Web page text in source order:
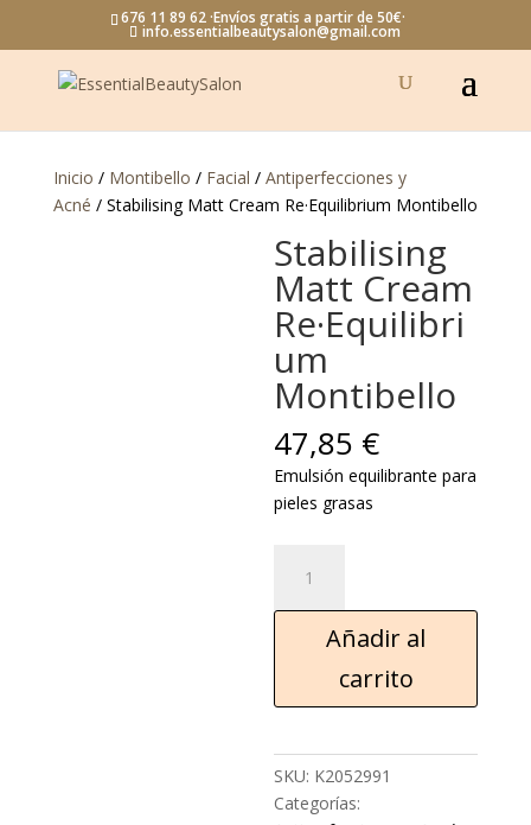
676 11 89 62 ·Envíos gratis a partir de 50€·
info.essentialbeautysalon@gmail.com
Inicio / Montibello / Facial / Antiperfecciones y
Acné / Stabilising Matt Cream Re·Equilibrium Montibello
Stabilising
Matt Cream
Re·Equilibri
um
Montibello
47,85 €
Emulsión equilibrante para
pieles grasas
Añadir al
carrito
SKU: K2052991
Categorías: